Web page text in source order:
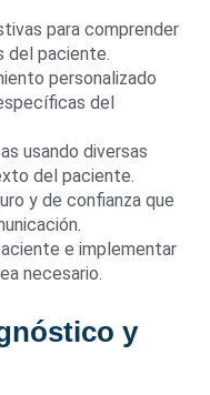
para comprender
del paciente.
personalizado
del
usando diversas
del paciente.
y de confianza que
e implementar
necesario.
y